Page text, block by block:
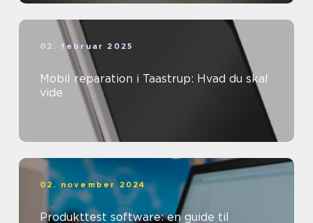
02. februar 2025
Mobil reparation i Taastrup: Hvad du skal
vide
02. november 2024
Produkttest software: en guide til